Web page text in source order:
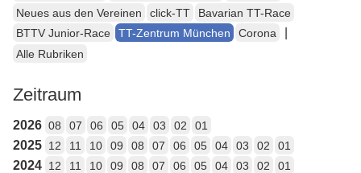
Neues aus den Vereinen
click-TT
Bavarian TT-Race
BTTV Junior-Race
TT-Zentrum München Corona
Alle Rubriken
Zeitraum
2026 08 07 06 05 04 03 02 01
2025 12 11 10 09 08 07 06 05 04 03 02 01
2024 12 11 10 09 08 07 06 05 04 03 02 01